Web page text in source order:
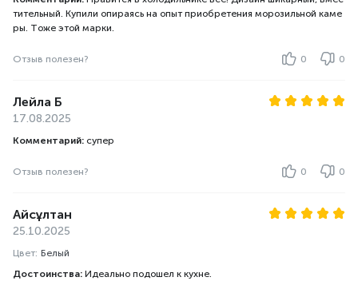
тительный. Купили опираясь на опыт приобретения морозильной каме
ры. Тоже этой марки.
Отзыв полезен? 0 0
Лейла Б
17.08.2025
Комментарий: супер
Отзыв полезен? 0 0
Айсұлтан
25.10.2025
Цвет: Белый
Достоинства: Идеально подошел к кухне.